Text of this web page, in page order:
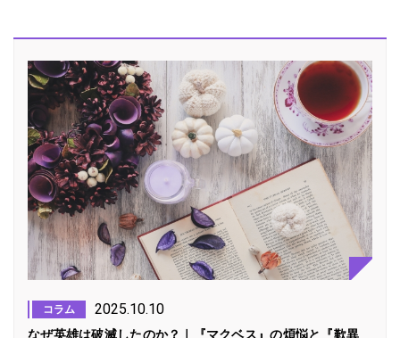
コラム 2025.10.10
なぜ英雄は破滅したのか？｜『マクベス』の煩悩と『歎異